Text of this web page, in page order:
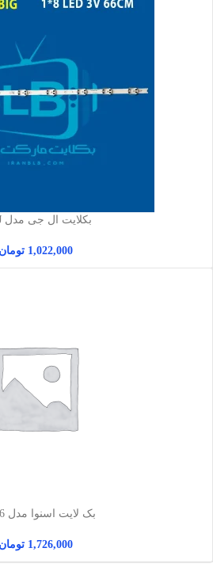
بکلایت ال جی مدل 32LJ
1,022,000 تومان
بک لایت اسنوا مدل 42S36
1,726,000 تومان